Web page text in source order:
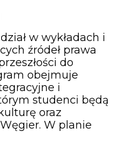
w wykładach i
źródeł prawa
do
obejmuje
i
studenci będą
oraz
W planie